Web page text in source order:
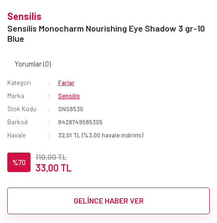
Sensilis
Sensilis Monocharm Nourishing Eye Shadow 3 gr-10
Blue
Yorumlar (0)
Kategori
Farlar
Marka
Sensilis
Stok Kodu
SNS8530
Barkod
8428749585305
Havale
32,01 TL (%3,00 havale indirimi)
%70
110,00 TL
33,00 TL
GELİNCE HABER VER